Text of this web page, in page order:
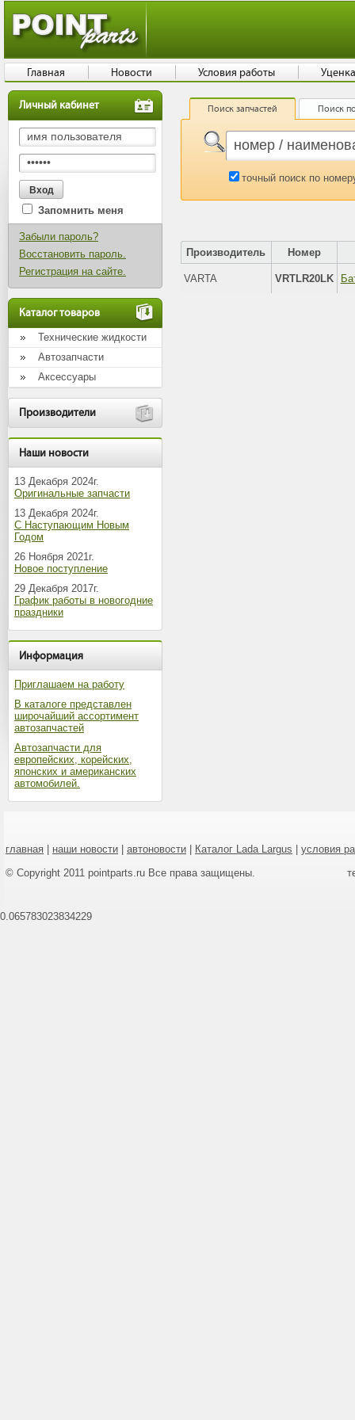
Личный кабинет
Запомнить меня
Забыли пароль?
Восстановить пароль.
Регистрация на сайте.
Каталог товаров
Технические жидкости
Автозапчасти
Аксессуары
Производители
Наши новости
13 Декабря 2024г.
Оригинальные запчасти
13 Декабря 2024г.
С Наступающим Новым
Годом
26 Ноября 2021г.
Новое поступление
29 Декабря 2017г.
График работы в новогодние
праздники
Информация
Приглашаем на работу
В каталоге представлен
широчайший ассортимент
автозапчастей
Автозапчасти для
европейских, корейских,
японских и американских
автомобилей.
Поиск запчастей Поиск
точный поиск по
Производитель Номер
VARTA VRTLR20LK
главная наши новости автоновости Каталог Lada Largus
условия
© Copyright 2011 pointparts.ru Все права защищены.
Главная Новости Условия работы
0.065783023834229